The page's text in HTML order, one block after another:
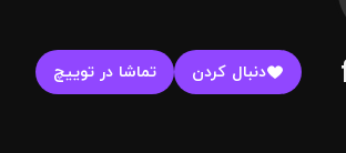
دنبال کردن تماشا در توییچ